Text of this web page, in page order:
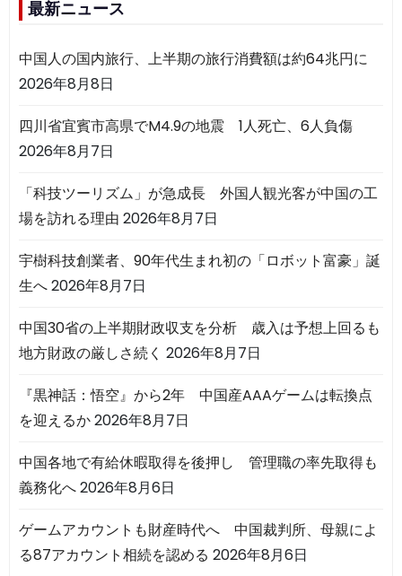
最新ニュース
中国人の国内旅行、上半期の旅行消費額は約64兆円に
2026年8月8日
四川省宜賓市高県でM4.9の地震 1人死亡、6人負傷
2026年8月7日
「科技ツーリズム」が急成長 外国人観光客が中国の工
場を訪れる理由 2026年8月7日
宇樹科技創業者、90年代生まれ初の「ロボット富豪」誕
生へ2026年8月7日
中国30省の上半期財政収支を分析 歳入は予想上回るも
地方財政の厳しさ続く 2026年8月7日
『黒神話：悟空』から2年 中国産AAAゲームは転換点
を迎えるか2026年8月7日
中国各地で有給休暇取得を後押し 管理職の率先取得も
義務化へ2026年8月6日
ゲームアカウントも財産時代へ 中国裁判所、母親によ
る87アカウント相続を認める 2026年8月6日